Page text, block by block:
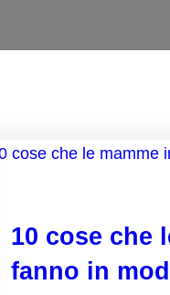
10 cose che
fanno in